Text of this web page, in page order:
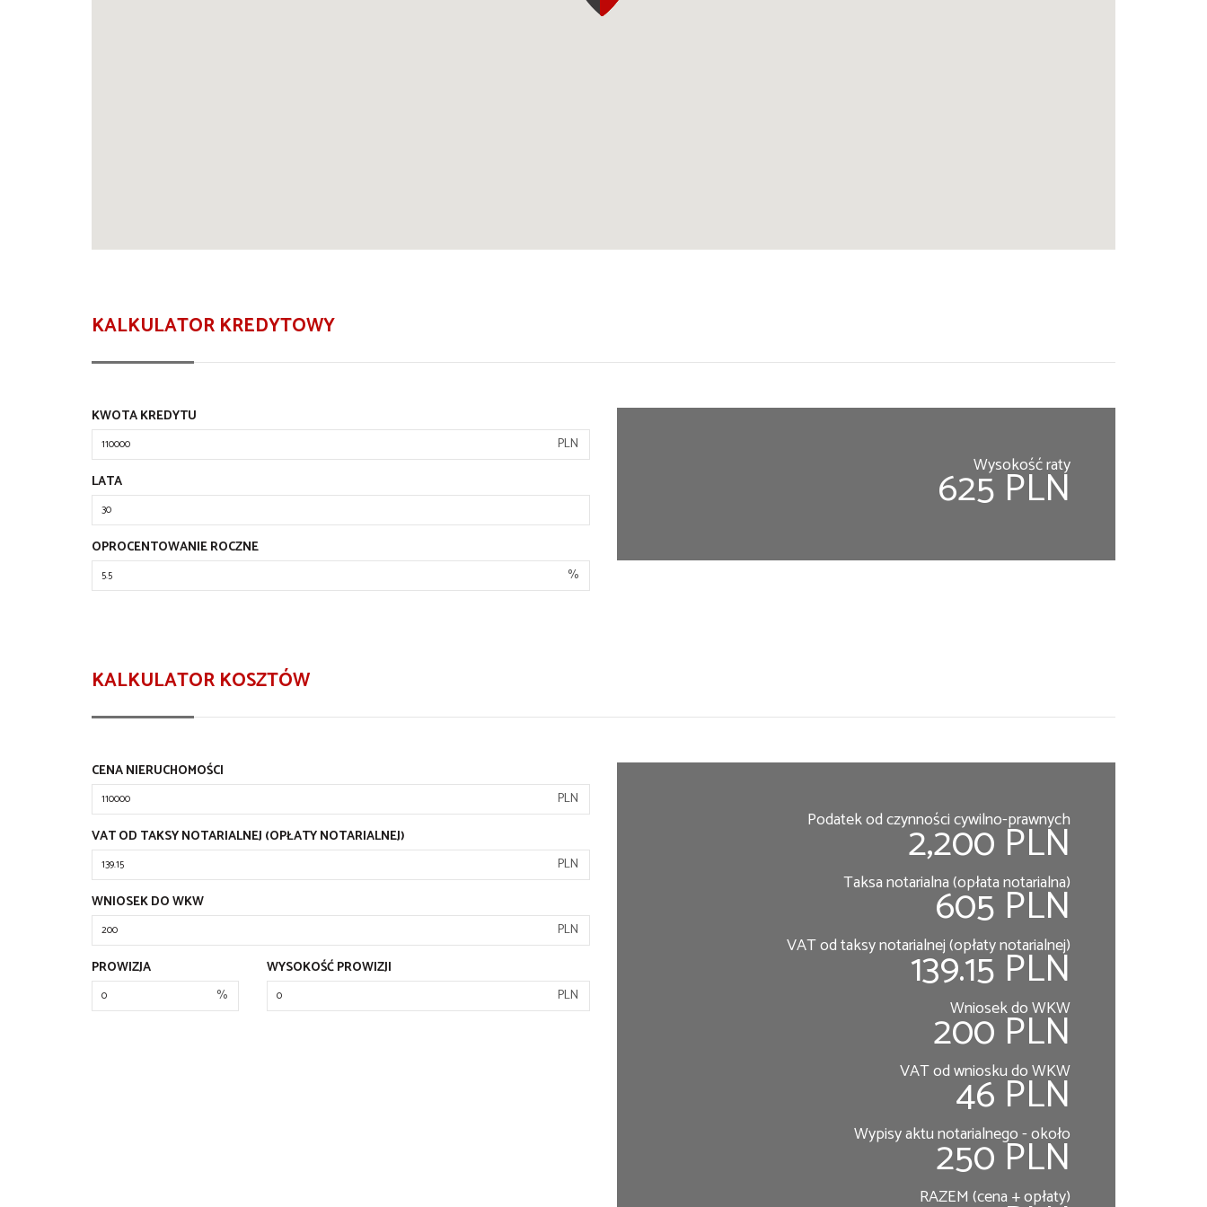
KALKULATOR KREDYTOWY
KWOTA KREDYTU
PLN
LATA
OPROCENTOWANIE ROCZNE
%
Wysokość raty
625 PLN
KALKULATOR KOSZTÓW
CENA NIERUCHOMOŚCI
PLN
VAT OD TAKSY NOTARIALNEJ (OPŁATY NOTARIALNEJ)
PLN
WNIOSEK DO WKW
PLN
PROWIZJA
%
WYSOKOŚĆ PROWIZJI
PLN
Podatek od czynności cywilno-prawnych
2,200 PLN
Taksa notarialna (opłata notarialna)
605 PLN
VAT od taksy notarialnej (opłaty notarialnej)
139.15 PLN
Wniosek do WKW
200 PLN
VAT od wniosku do WKW
46 PLN
Wypisy aktu notarialnego - około
250 PLN
RAZEM (cena + opłaty)